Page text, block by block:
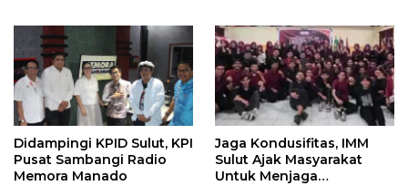
Didampingi KPID Sulut, KPI
Pusat Sambangi Radio
Memora Manado
Jaga Kondusifitas, IMM
Sulut Ajak Masyarakat
Untuk Menjaga